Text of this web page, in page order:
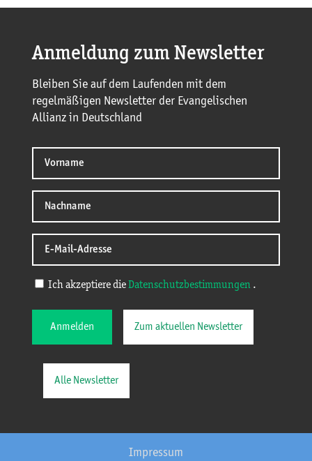
Anmeldung zum Newsletter
Bleiben Sie auf dem Laufenden mit dem
regelmäßigen Newsletter der Evangelischen
Allianz in Deutschland
Ich akzeptiere die Datenschutzbestimmungen .
Anmelden Zum aktuellen Newsletter
Alle Newsletter
Impressum